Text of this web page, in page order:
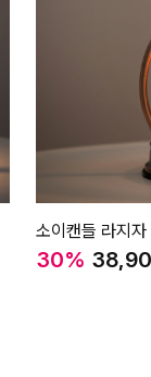
소이캔들 라지
30%